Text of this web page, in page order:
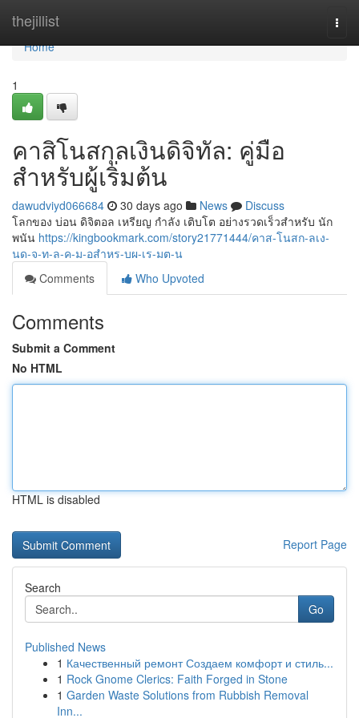
thejillist
Home
Home
1
คาสิโนสกุลเงินดิจิทัล: คู่มือ
สำหรับผู้เริ่มต้น
dawudviyd066684 30 days ago News
Discuss
โลกของ บ่อน ดิจิตอล เหรียญ กำลัง เติบโต อย่างรวดเร็วสำหรับ นัก
พนัน https://kingbookmark.com/story21771444/คาส-โนสก-ลเง-
นด-จ-ท-ล-ค-ม-อสำหร-บผ-เร-มต-น
Comments
Who Upvoted
Comments
Submit a Comment
No HTML
HTML is disabled
Report Page
Search
Go
Published News
1 Качественный ремонт Создаем комфорт и стиль...
1 Rock Gnome Clerics: Faith Forged in Stone
1 Garden Waste Solutions from Rubbish Removal
Inn...